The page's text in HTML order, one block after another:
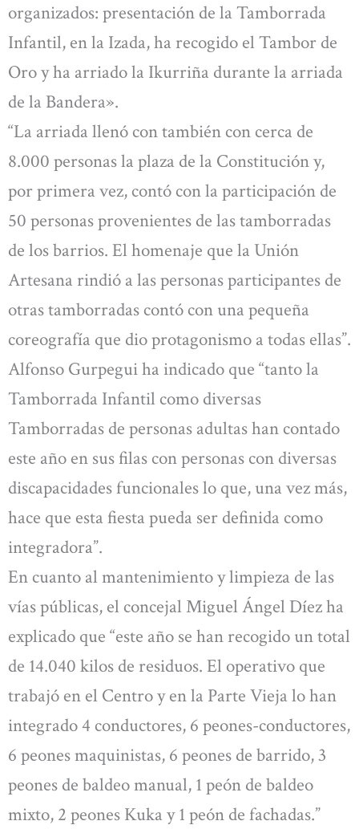
organizados: presentación de la Tamborrada
Infantil, en la Izada, ha recogido el Tambor de
Oro y ha arriado la Ikurriña durante la arriada
de la Bandera».
“La arriada llenó con también con cerca de
8.000 personas la plaza de la Constitución y,
por primera vez, contó con la participación de
50 personas provenientes de las tamborradas
de los barrios. El homenaje que la Unión
Artesana rindió a las personas participantes de
otras tamborradas contó con una pequeña
coreografía que dio protagonismo a todas ellas”.
Alfonso Gurpegui ha indicado que “tanto la
Tamborrada Infantil como diversas
Tamborradas de personas adultas han contado
este año en sus filas con personas con diversas
discapacidades funcionales lo que, una vez más,
hace que esta fiesta pueda ser definida como
integradora”.
En cuanto al mantenimiento y limpieza de las
vías públicas, el concejal Miguel Ángel Díez ha
explicado que “este año se han recogido un total
de 14.040 kilos de residuos. El operativo que
trabajó en el Centro y en la Parte Vieja lo han
integrado 4 conductores, 6 peones-conductores,
6 peones maquinistas, 6 peones de barrido, 3
peones de baldeo manual, 1 peón de baldeo
mixto, 2 peones Kuka y 1 peón de fachadas.”